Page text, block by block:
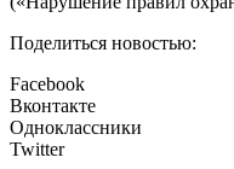
Поделиться новостью:
Facebook
Вконтакте
Одноклассники
Twitter